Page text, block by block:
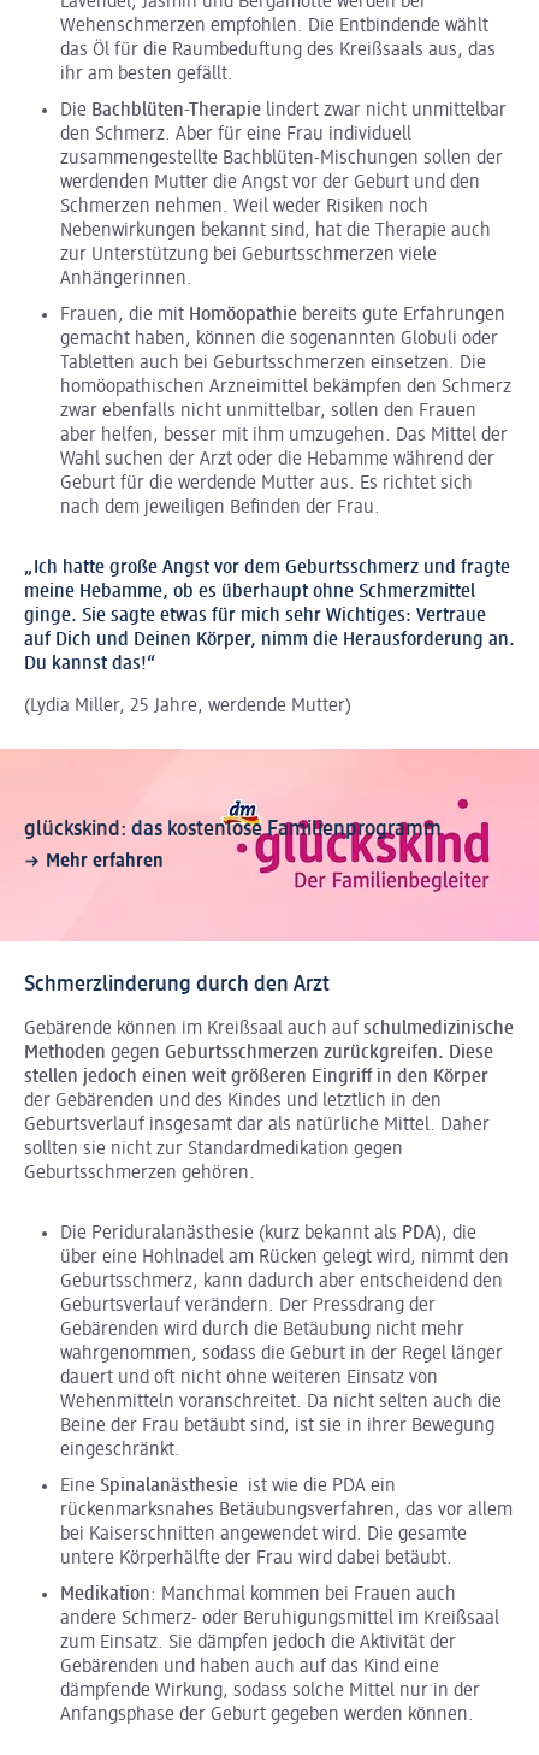
Wehenschmerzen empfohlen. Die Entbindende wählt
das Öl für die Raumbeduftung des Kreißsaals aus, das
ihr am besten gefällt.
Die Bachblüten-Therapie lindert zwar nicht unmittelbar
den Schmerz. Aber für eine Frau individuell
zusammengestellte Bachblüten-Mischungen sollen der
werdenden Mutter die Angst vor der Geburt und den
Schmerzen nehmen. Weil weder Risiken noch
Nebenwirkungen bekannt sind, hat die Therapie auch
zur Unterstützung bei Geburtsschmerzen viele
Anhängerinnen.
Frauen, die mit Homöopathie bereits gute Erfahrungen
gemacht haben, können die sogenannten Globuli oder
Tabletten auch bei Geburtsschmerzen einsetzen. Die
homöopathischen Arzneimittel bekämpfen den Schmerz
zwar ebenfalls nicht unmittelbar, sollen den Frauen
aber helfen, besser mit ihm umzugehen. Das Mittel der
Wahl suchen der Arzt oder die Hebamme während der
Geburt für die werdende Mutter aus. Es richtet sich
nach dem jeweiligen Befinden der Frau.
„Ich hatte große Angst vor dem Geburtsschmerz und fragte
meine Hebamme, ob es überhaupt ohne Schmerzmittel
ginge. Sie sagte etwas für mich sehr Wichtiges: Vertraue
auf Dich und Deinen Körper, nimm die Herausforderung an.
Du kannst das!“
(Lydia Miller, 25 Jahre, werdende Mutter)
glückskind: das kostenlose Familienprogramm
Mehr erfahren
Schmerzlinderung durch den Arzt
Gebärende können im Kreißsaal auch auf schulmedizinische
Methoden gegen Geburtsschmerzen zurückgreifen. Diese
stellen jedoch einen weit größeren Eingriff in den Körper
der Gebärenden und des Kindes und letztlich in den
Geburtsverlauf insgesamt dar als natürliche Mittel. Daher
sollten sie nicht zur Standardmedikation gegen
Geburtsschmerzen gehören.
Die Periduralanästhesie (kurz bekannt als PDA), die
über eine Hohlnadel am Rücken gelegt wird, nimmt den
Geburtsschmerz, kann dadurch aber entscheidend den
Geburtsverlauf verändern. Der Pressdrang der
Gebärenden wird durch die Betäubung nicht mehr
wahrgenommen, sodass die Geburt in der Regel länger
dauert und oft nicht ohne weiteren Einsatz von
Wehenmitteln voranschreitet. Da nicht selten auch die
Beine der Frau betäubt sind, ist sie in ihrer Bewegung
eingeschränkt.
Eine Spinalanästhesie ist wie die PDA ein
rückenmarksnahes Betäubungsverfahren, das vor allem
bei Kaiserschnitten angewendet wird. Die gesamte
untere Körperhälfte der Frau wird dabei betäubt.
Medikation: Manchmal kommen bei Frauen auch
andere Schmerz- oder Beruhigungsmittel im Kreißsaal
zum Einsatz. Sie dämpfen jedoch die Aktivität der
Gebärenden und haben auch auf das Kind eine
dämpfende Wirkung, sodass solche Mittel nur in der
Anfangsphase der Geburt gegeben werden können.